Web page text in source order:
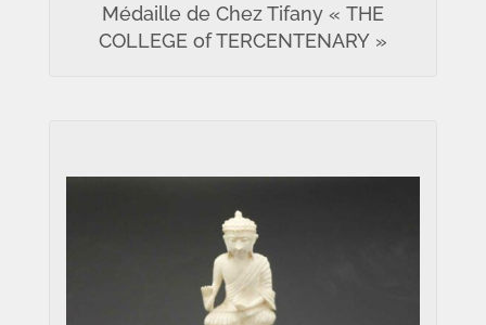
Médaille de Chez Tifany « THE
COLLEGE of TERCENTENARY »